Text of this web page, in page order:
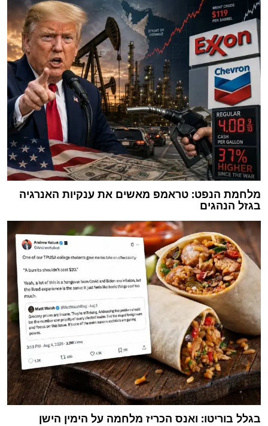
מלחמת הנפט: טראמפ מאשים את ענקיות האנרגיה
בגזל הנהגים
בגלל בוריטו: ואנס הכריז מלחמה על הימין הישן